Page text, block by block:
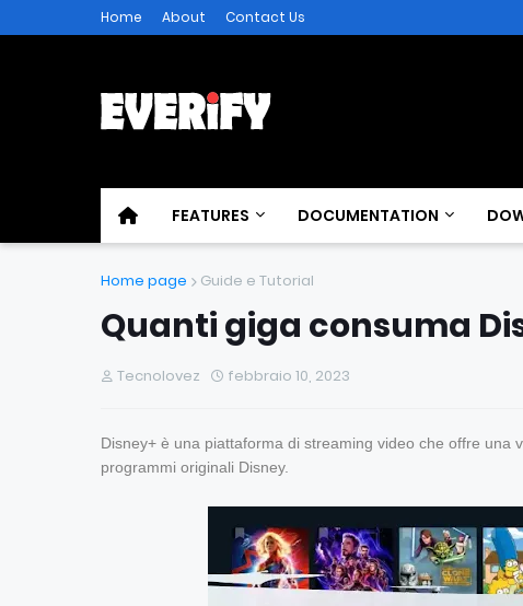
Home About Contact Us
FEATURES DOCUMENTATION
Home page Guide e Tutorial
Quanti giga consuma
Tecnolovez febbraio 10, 2023
Disney+ è una piattaforma di streaming video che offre
programmi originali Disney.